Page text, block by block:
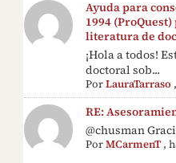
Ayuda para
1994
literatura de
¡Hola a todos!
doctoral sob...
PorLauraTarraso
RE:
@chusman
PorMCarmenT,